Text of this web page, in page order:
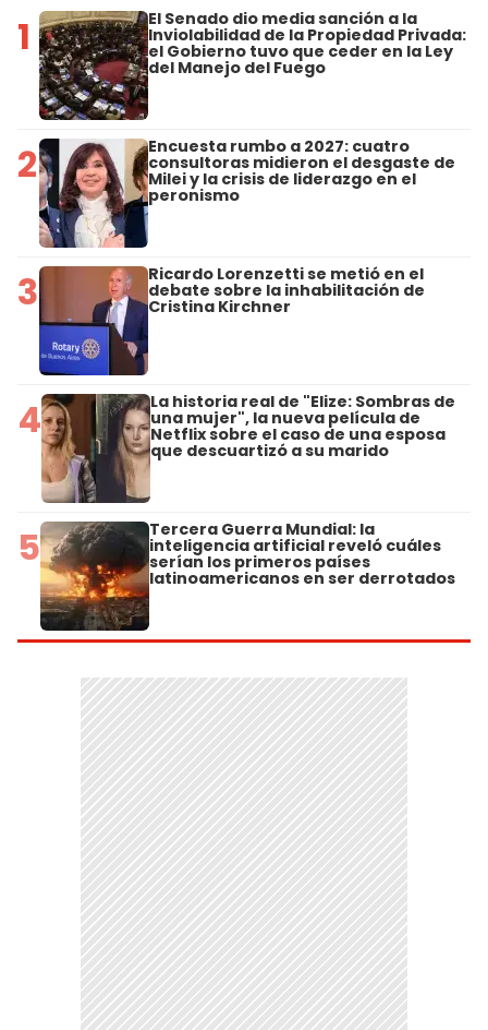
1 El Senado dio media sanción a la
Inviolabilidad de la Propiedad Privada:
el Gobierno tuvo que ceder en la Ley
del Manejo del Fuego
2 Encuesta rumbo a 2027: cuatro
consultoras midieron el desgaste de
Milei y la crisis de liderazgo en el
peronismo
3 Ricardo Lorenzetti se metió en el
debate sobre la inhabilitación de
Cristina Kirchner
4 La historia real de "Elize: Sombras de
una mujer", la nueva película de
Netflix sobre el caso de una esposa
que descuartizó a su marido
5 Tercera Guerra Mundial: la
inteligencia artificial reveló cuáles
serían los primeros países
latinoamericanos en ser derrotados